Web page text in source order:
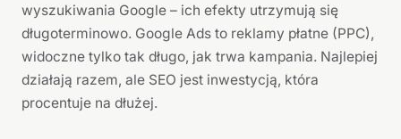
wyszukiwania Google – ich efekty utrzymują się
długoterminowo. Google Ads to reklamy płatne (PPC),
widoczne tylko tak długo, jak trwa kampania. Najlepiej
działają razem, ale SEO jest inwestycją, która
procentuje na dłużej.